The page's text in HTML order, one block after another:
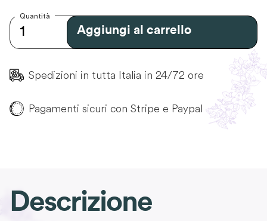
Quantità
Aggiungi al carrello
Spedizioni in tutta Italia in 24/72 ore
Pagamenti sicuri con Stripe e Paypal
Descrizione